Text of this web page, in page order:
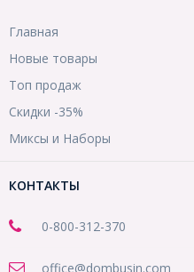
Главная
Новые товары
Топ продаж
Скидки -35%
Миксы и Наборы
КОНТАКТЫ
0-800-312-370
office@dombusin.com